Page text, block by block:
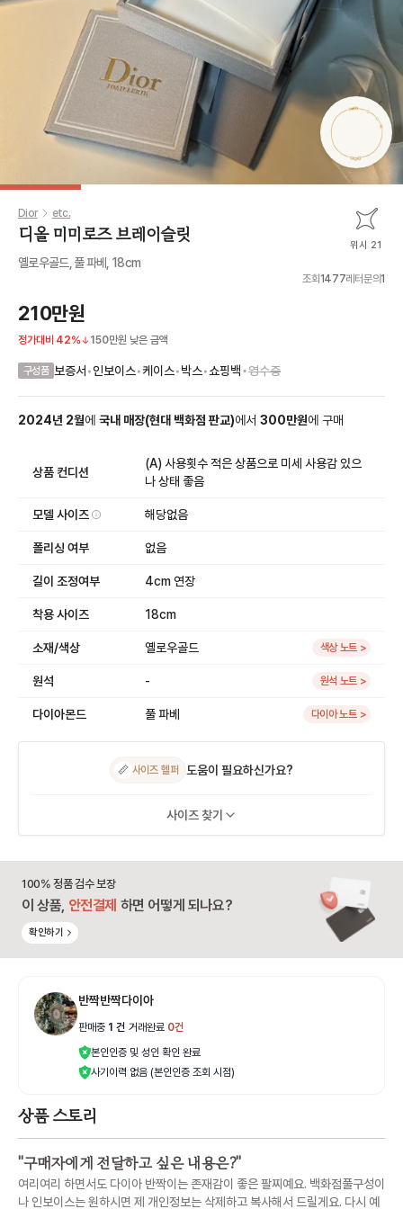
Dior etc.
디올 미미로즈 브레이슬릿 위시 21
옐로우골드, 풀 파베, 18cm
조회 1477레터문의1
210만원
정가대비 42% 150만원 낮은 금액
구성품 보증서 •인보이스•케이스•박스•쇼핑백•영수증
2024년 2월에 국내 매장(현대 백화점 판교)에서 300만원에 구매
상품 컨디션
(A) 사용횟수 적은 상품으로 미세 사용감 있으
나 상태 좋음
모델 사이즈 해당없음
폴리싱 여부 없음
길이 조정여부 4cm 연장
착용 사이즈 18cm
소재/색상 옐로우골드 색상 노트 >
원석 - 원석 노트 >
다이아몬드 풀 파베 다이아 노트 >
📏 사이즈 헬퍼 도움이 필요하신가요?
사이즈 찾기
100% 정품 검수 보장
이 상품, 안전결제 하면 어떻게 되나요?
확인하기
반짝반짝다이아
판매중 1 건 거래완료 0건
본인인증 및 성인 확인 완료
사기이력 없음 (본인인증 조회 시점)
상품 스토리
"구매자에게 전달하고 싶은 내용은?"
여리여리 하면서도 다이아 반짝이는 존재감이 좋은 팔찌예요. 백화점풀구성이
나 인보이스는 원하시면 제 개인정보는 삭제하고 복사해서 드릴게요. 다시 예